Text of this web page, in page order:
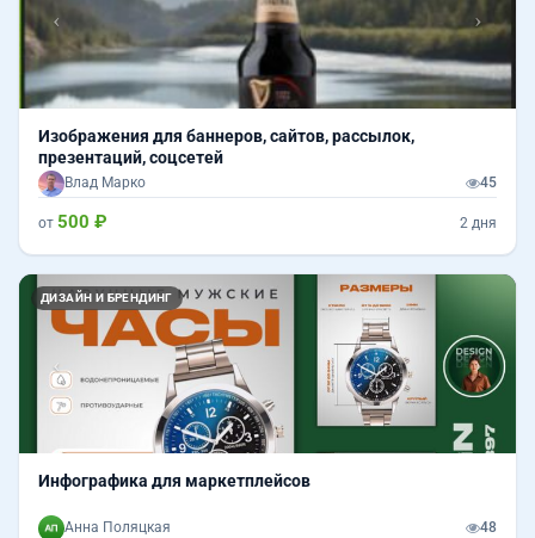
Изображения для баннеров, сайтов, рассылок,
презентаций, соцсетей
Влад Марко 45
от 500 ₽ 2 дня
ДИЗАЙН И БРЕНДИНГ
Назад
Инфографика для маркетплейсов
Анна Поляцкая 48